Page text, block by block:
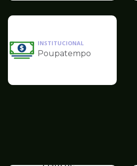
Ilustração
de
INSTITUCIONAL
Poupatempo